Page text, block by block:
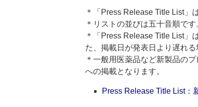
＊「Press Release Title List」
＊リストの並びは五十音順です
＊「Press Release Title List」
た、掲載日が発表日より遅れ
＊一般用医薬品など新製品の
への掲載となります。
Press Release Title List：